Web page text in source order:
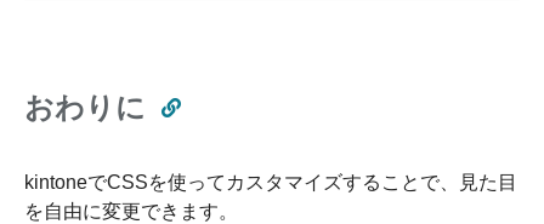
おわりに
kintoneでCSSを使ってカスタマイズすることで、見た目
を自由に変更できます。